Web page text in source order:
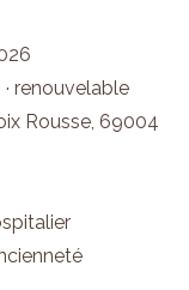
renouvelable
Rousse, 69004